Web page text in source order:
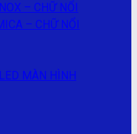
– CHỮ NỔI
– CHỮ NỔI
MÀN HÌNH